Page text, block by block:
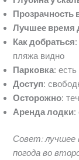
Прозрачность
Лучшее время
Как добраться:
пляжа видно
Парковка:
Доступ:
Осторожно:
Аренда лодки:
Совет: лучшее
погода во